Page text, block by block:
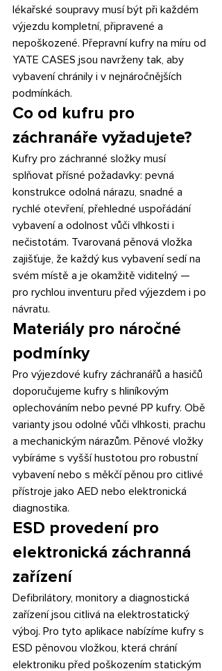
lékařské soupravy musí být při každém
výjezdu kompletní, připravené a
nepoškozené. Přepravní kufry na míru od
YATE CASES jsou navrženy tak, aby
vybavení chránily i v nejnáročnějších
podmínkách.
Co od kufru pro
záchranáře vyžadujete?
Kufry pro záchranné složky musí
splňovat přísné požadavky: pevná
konstrukce odolná nárazu, snadné a
rychlé otevření, přehledné uspořádání
vybavení a odolnost vůči vlhkosti i
nečistotám. Tvarovaná pěnová vložka
zajišťuje, že každý kus vybavení sedí na
svém místě a je okamžitě viditelný —
pro rychlou inventuru před výjezdem i po
návratu.
Materiály pro náročné
podmínky
Pro výjezdové kufry záchranářů a hasičů
doporučujeme kufry s hliníkovým
oplechováním nebo pevné PP kufry. Obě
varianty jsou odolné vůči vlhkosti, prachu
a mechanickým nárazům. Pěnové vložky
vybíráme s vyšší hustotou pro robustní
vybavení nebo s měkčí pěnou pro citlivé
přístroje jako AED nebo elektronická
diagnostika.
ESD provedení pro
elektronická záchranná
zařízení
Defibrilátory, monitory a diagnostická
zařízení jsou citlivá na elektrostatický
výboj. Pro tyto aplikace nabízíme kufry s
ESD pěnovou vložkou, která chrání
elektroniku před poškozením statickým